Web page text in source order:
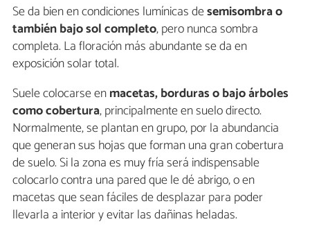
Se da bien en condiciones lumínicas desemisombra o
también bajo sol completo, pero nunca sombra
completa. La floración más abundante se da en
exposición solar total.
Suele colocarse enmacetas, borduras o bajo árboles
como cobertura, principalmente en suelo directo.
Normalmente, se plantan en grupo, por la abundancia
que generan sus hojas que forman una gran cobertura
de suelo. Si la zona es muy fría será indispensable
colocarlo contra una pared que le dé abrigo, o en
macetas que sean fáciles de desplazar para poder
llevarla a interior y evitar las dañinas heladas.